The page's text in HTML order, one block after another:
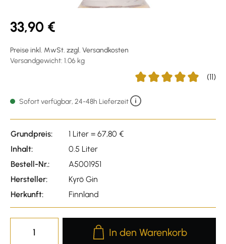
33,90 €
Preise inkl. MwSt. zzgl. Versandkosten
Versandgewicht: 1.06 kg
(11)
Sofort verfügbar, 24-48h Lieferzeit
Grundpreis:
1 Liter = 67,80 €
Inhalt:
0.5 Liter
Bestell-Nr.:
A5001951
Hersteller:
Kyrö Gin
Herkunft:
Finnland
Produkt Anzahl: Gib den
In den Warenkorb